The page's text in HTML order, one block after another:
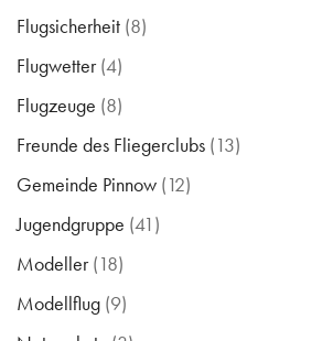
Flugsicherheit (8)
Flugwetter(4)
Flugzeuge (8)
Freunde des Fliegerclubs (13)
Gemeinde Pinnow (12)
Jugendgruppe (41)
Modeller(18)
Modellflug (9)